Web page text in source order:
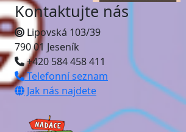
Kontaktujte nás
Lipovská 103/39
790 01 Jeseník
+420 584 458 411
Telefonní seznam
Jak nás najdete